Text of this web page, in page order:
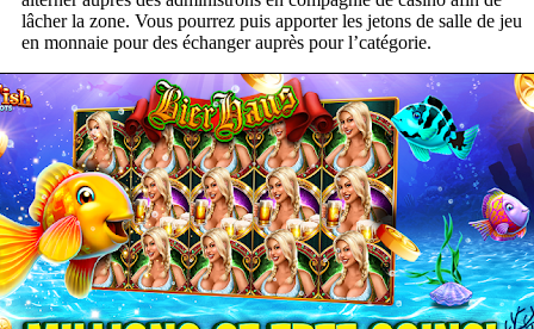
lâcher la zone. Vous pourrez puis apporter les jetons de salle de jeu
en monnaie pour des échanger auprès pour l’catégorie.